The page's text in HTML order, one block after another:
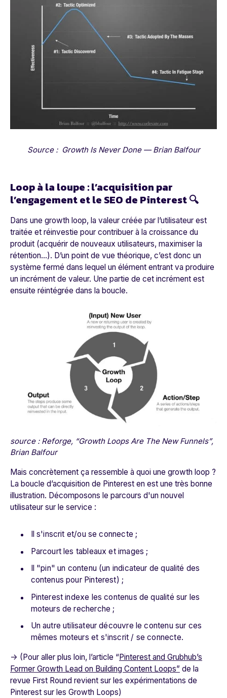
Source : Growth Is Never Done — Brian Balfour
Loop à la loupe : l’acquisition par
l’engagement et le SEO de Pinterest 🔍
Dans une growth loop, la valeur créée par l’utilisateur est
traitée et réinvestie pour contribuer à la croissance du
produit (acquérir de nouveaux utilisateurs, maximiser la
rétention…). D’un point de vue théorique, c’est donc un
système fermé dans lequel un élément entrant va produire
un incrément de valeur. Une partie de cet incrément est
ensuite réintégrée dans la boucle.
source : Reforge, “Growth Loops Are The New Funnels”,
Brian Balfour
Mais concrètement ça ressemble à quoi une growth loop ?
La boucle d’acquisition de Pinterest en est une très bonne
illustration. Décomposons le parcours d'un nouvel
utilisateur sur le service :
Il s'inscrit et/ou se connecte ;
Parcourt les tableaux et images ;
Il "pin" un contenu (un indicateur de qualité des
contenus pour Pinterest) ;
Pinterest indexe les contenus de qualité sur les
moteurs de recherche ;
Un autre utilisateur découvre le contenu sur ces
mêmes moteurs et s'inscrit / se connecte.
-> (Pour aller plus loin, l’article “Pinterest and Grubhub’s
Former Growth Lead on Building Content Loops” de la
revue First Round revient sur les expérimentations de
Pinterest sur les Growth Loops)